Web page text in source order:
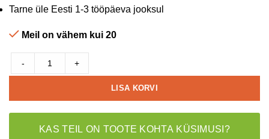
Tarne üle Eesti 1-3 tööpäeva jooksul
Meil on vähem kui 20
- +
LISA KORVI
KAS TEIL ON TOOTE KOHTA KÜSIMUSI?